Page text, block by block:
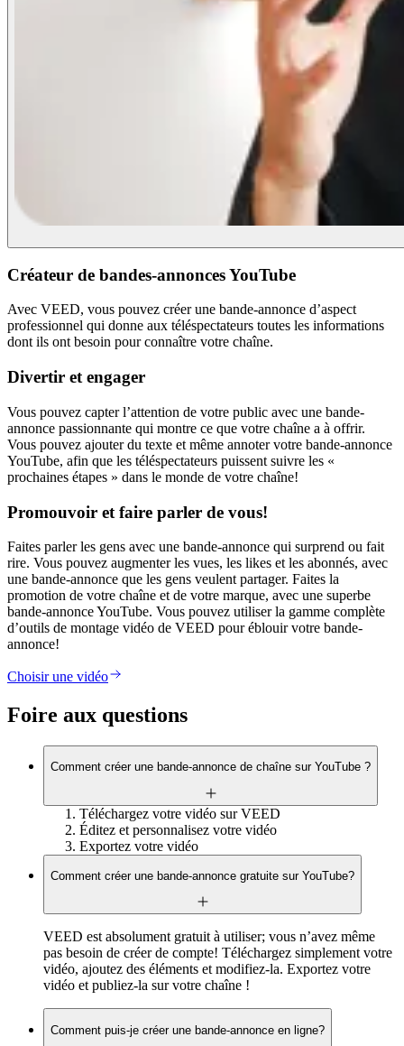
Créateur de bandes-annonces YouTube
Avec VEED, vous pouvez créer une bande-annonce d’aspect
professionnel qui donne aux téléspectateurs toutes les informations
dont ils ont besoin pour connaître votre chaîne.
Divertir et engager
Vous pouvez capter l’attention de votre public avec une bande-
annonce passionnante qui montre ce que votre chaîne a à offrir.
Vous pouvez ajouter du texte et même annoter votre bande-annonce
YouTube, afin que les téléspectateurs puissent suivre les «
prochaines étapes » dans le monde de votre chaîne!
Promouvoir et faire parler de vous!
Faites parler les gens avec une bande-annonce qui surprend ou fait
rire. Vous pouvez augmenter les vues, les likes et les abonnés, avec
une bande-annonce que les gens veulent partager. Faites la
promotion de votre chaîne et de votre marque, avec une superbe
bande-annonce YouTube. Vous pouvez utiliser la gamme complète
d’outils de montage vidéo de VEED pour éblouir votre bande-
annonce!
Choisir une vidéo
Foire aux questions
Comment créer une bande-annonce de chaîne sur YouTube ?
Téléchargez votre vidéo sur VEED
Éditez et personnalisez votre vidéo
Exportez votre vidéo
Comment créer une bande-annonce gratuite sur YouTube?
VEED est absolument gratuit à utiliser; vous n’avez même
pas besoin de créer de compte! Téléchargez simplement votre
vidéo, ajoutez des éléments et modifiez-la. Exportez votre
vidéo et publiez-la sur votre chaîne !
Comment puis-je créer une bande-annonce en ligne?